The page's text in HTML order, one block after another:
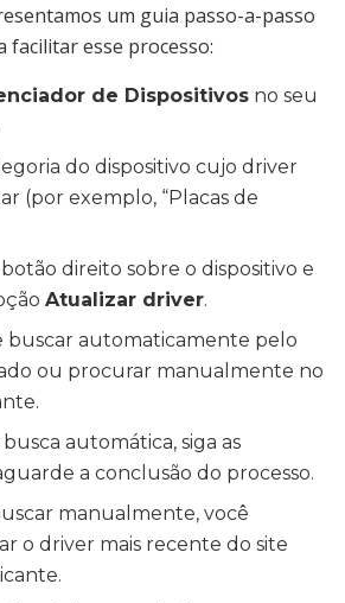
um guia passo-a-passo
facilitar esse processo:
de Dispositivos no seu
do dispositivo cujo driver
(por exemplo, “Placas de
direito sobre o dispositivo e
Atualizar driver.
buscar automaticamente pelo
ou procurar manualmente no
automática, siga as
a conclusão do processo.
manualmente, você
o driver mais recente do site